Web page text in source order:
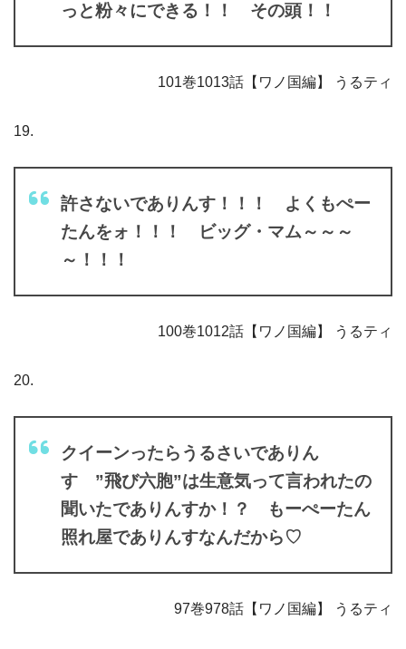
っと粉々にできる！！ その頭！！
101巻1013話【ワノ国編】 うるティ
19.
許さないでありんす！！！ よくもぺー
たんをォ！！！ ビッグ・マム～～～
～！！！
100巻1012話【ワノ国編】 うるティ
20.
クイーンったらうるさいでありん
す ”飛び六胞”は生意気って言われたの
聞いたでありんすか！？ もーぺーたん
照れ屋でありんすなんだから♡
97巻978話【ワノ国編】 うるティ